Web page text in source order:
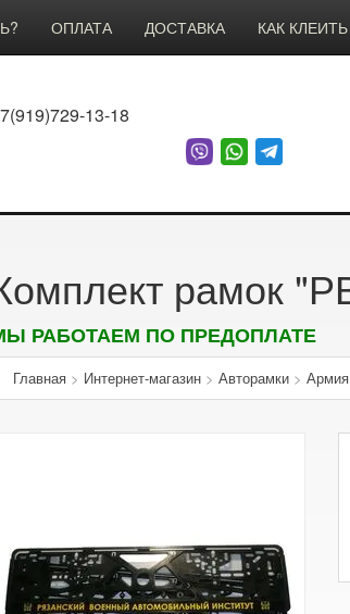
ОПЛАТА ДОСТАВКА КАК КЛЕИТЬ
13-18
рамок
РАБОТАЕМ ПО ПРЕДОПЛАТЕ
Главная> Интернет-магазин> Авторамки> Армия